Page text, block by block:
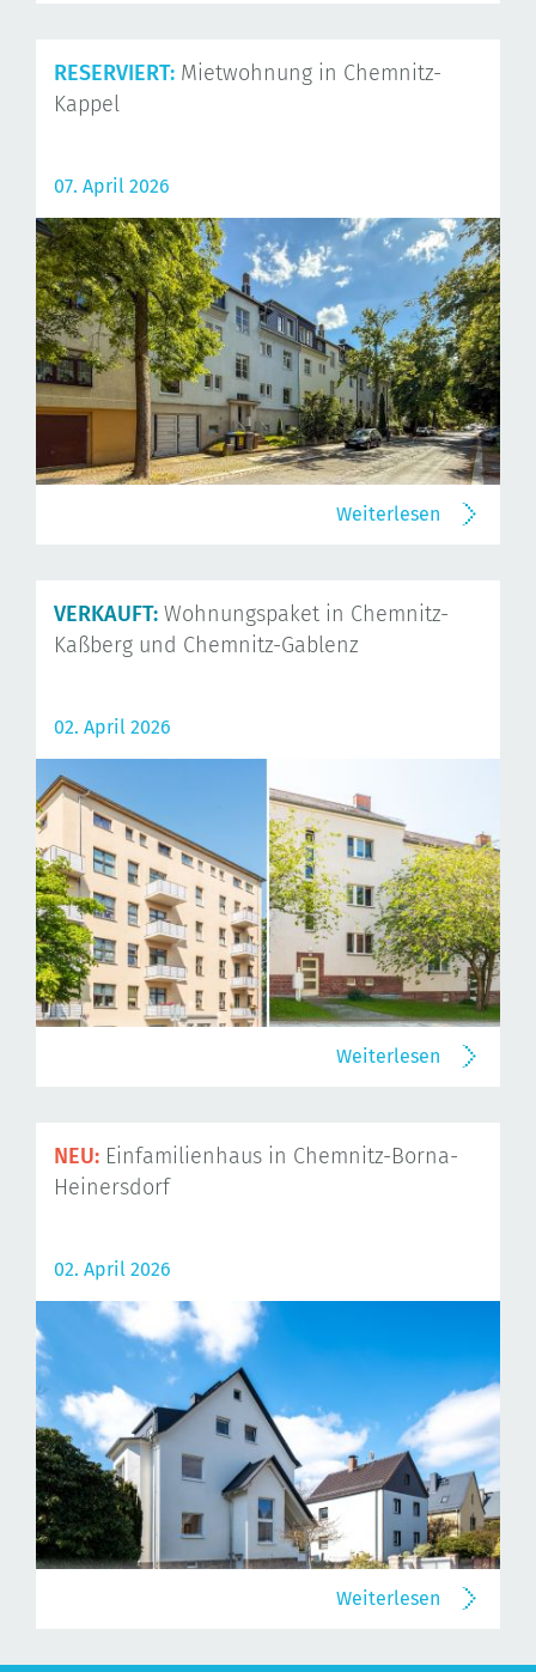
RESERVIERT: Mietwohnung in Chemnitz-
Kappel
07. April 2026
Weiterlesen
VERKAUFT: Wohnungspaket in Chemnitz-
Kaßberg und Chemnitz-Gablenz
02. April 2026
Weiterlesen
NEU: Einfamilienhaus in Chemnitz-Borna-
Heinersdorf
02. April 2026
Weiterlesen